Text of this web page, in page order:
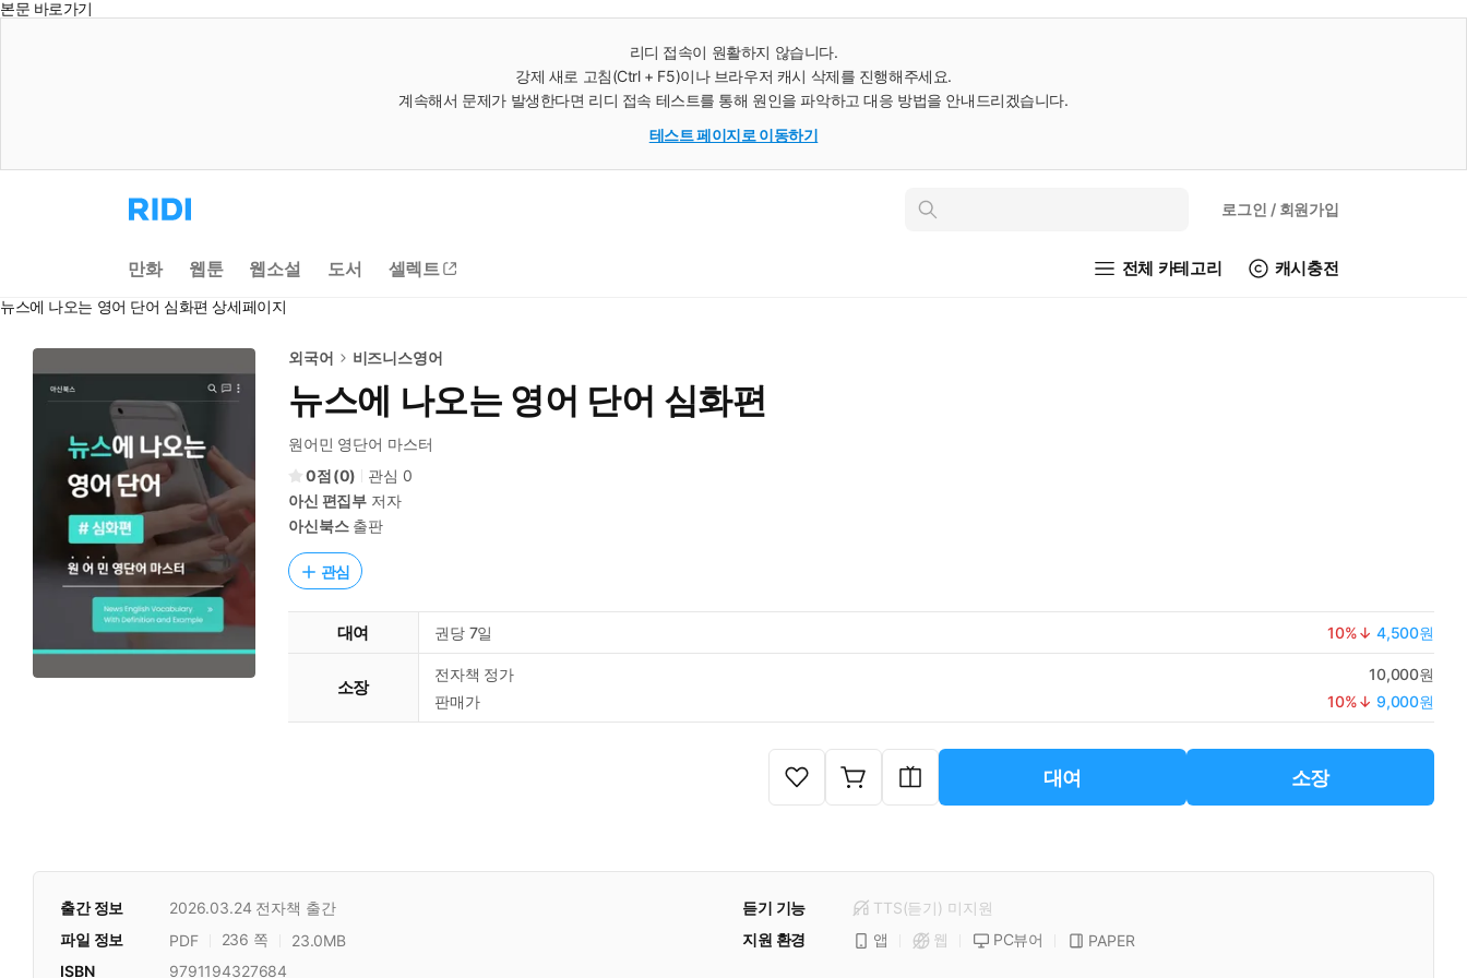
본문 바로가기
리디 접속이 원활하지 않습니다.
강제 새로 고침(Ctrl + F5)이나 브라우저 캐시 삭제를 진행해주세요.
계속해서 문제가 발생한다면 리디 접속 테스트를 통해 원인을 파악하고 대응 방법을 안내드리겠습니다.
테스트 페이지로 이동하기
리
디
으
로
동
인
로그인 / 회원가입
만화 웹툰 웹소설 도서 셀렉트 전체 카테고리 캐시충전
뉴스에 나오는 영어 단어 심화편 상세페이지
외국어 비즈니스영어
뉴스에 나오는 영어 단어 심화편
원어민 영단어 마스터
0
(0) 관심 0
아신 편집부 저자
아신북스출판
관심
대여 권당 7일 10%↓ 4,500원
소장
전자책 정가
10,000원
판매가
10%↓ 9,000원
대여 소장
출간 정보 2026.03.24 전자책 출간 듣기 기능 TTS(듣기) 미지원
파일 정보
PDF 236 쪽 23.0MB 지원 환경 앱 웹 PC뷰어
PAPER
ISBN
9791194327684